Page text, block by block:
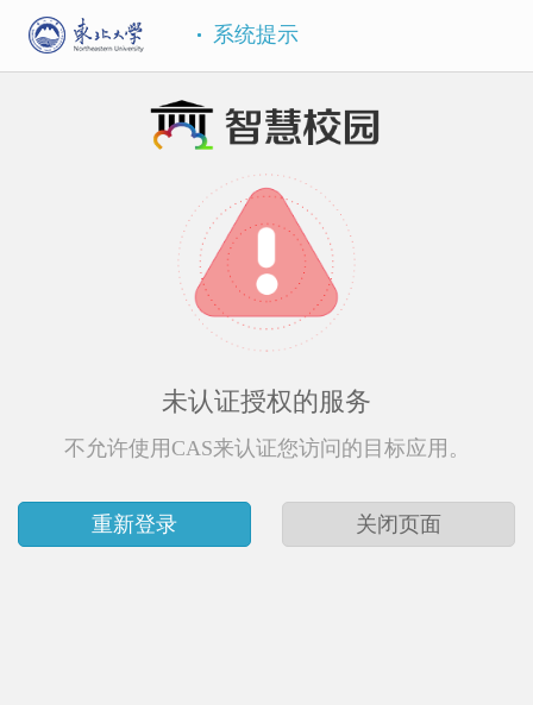
系统提示
未认证授权的服务
不允许使用CAS来认证您访问的目标应用。